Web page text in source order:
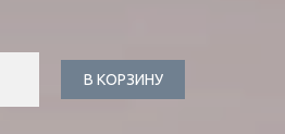
В КОРЗИНУ